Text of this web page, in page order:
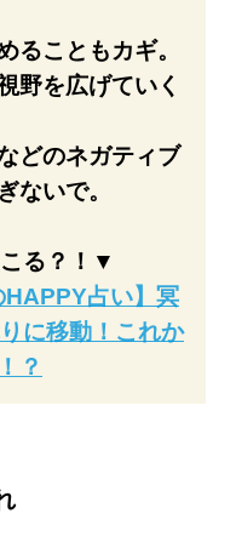
ることもカギ。
野を広げていく
どのネガティブ
ないで。
る？！▼
HAPPY占い】冥
に移動！これか
？